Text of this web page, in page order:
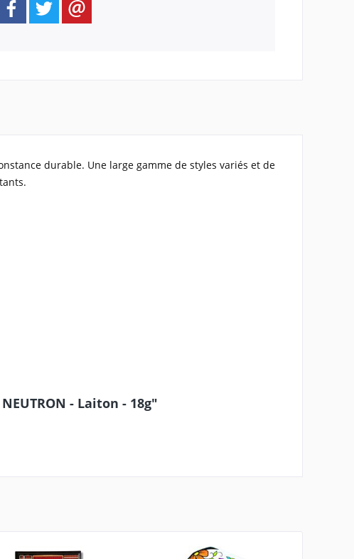
durable. Une large gamme de styles variés et de
- Laiton - 18g"